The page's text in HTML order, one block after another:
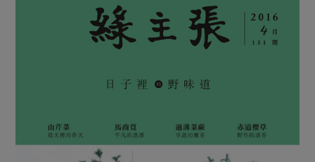
米麵雜糧
蔬食
防災用品預購圓滿結束
更多預購活動
一籃菜真心話
產品故事 生活提案
關於我們